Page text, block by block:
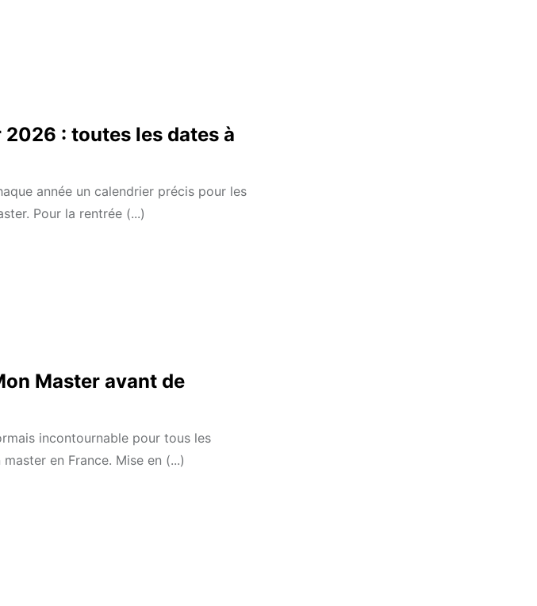
: toutes les dates à
année un calendrier précis pour les
Pour la rentrée (...)
Master avant de
incontournable pour tous les
en France. Mise en (...)